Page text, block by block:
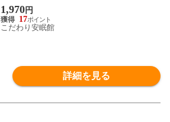
カバー 【9Z-149-AIKASURI70】
1,970円
17
こだわり安眠館
詳細を見る